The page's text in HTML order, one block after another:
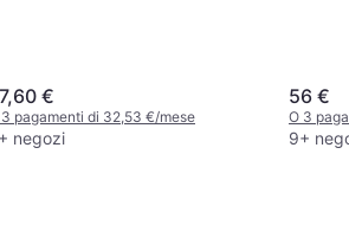
€
pagamenti di 32,53 €/mese
negozi
56 €
O 3
9+